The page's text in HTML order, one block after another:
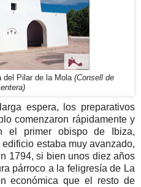
del Pilar de la Mola (Consell de
espera, los preparativos
comenzaron rápidamente y
el primer obispo de Ibiza,
estaba muy avanzado,
1794, si bien unos diez años
párroco a la feligresía de La
económica que el resto de